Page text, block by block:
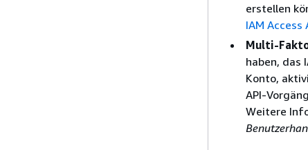
erstellen
IAM Access
Multi-
haben, das
Konto,
API-
Weitere